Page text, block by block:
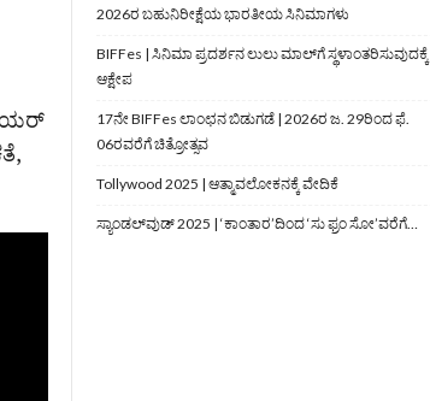
2026ರ ಬಹುನಿರೀಕ್ಷೆಯ ಭಾರತೀಯ ಸಿನಿಮಾಗಳು
BIFFes | ಸಿನಿಮಾ ಪ್ರದರ್ಶನ ಲುಲು ಮಾಲ್‌ಗೆ ಸ್ಥಳಾಂತರಿಸುವುದಕ್ಕೆ
ಆಕ್ಷೇಪ
17ನೇ BIFFes ಲಾಂಛನ ಬಿಡುಗಡೆ | 2026ರ ಜ. 29ರಿಂದ ಫೆ.
06ರವರೆಗೆ ಚಿತ್ರೋತ್ಸವ
Tollywood 2025 | ಆತ್ಮಾವಲೋಕನಕ್ಕೆ ವೇದಿಕೆ
ಸ್ಯಾಂಡಲ್‌ವುಡ್‌ 2025 | ‘ಕಾಂತಾರ’ದಿಂದ ‘ಸು ಫ್ರಂ ಸೋ’ವರೆಗೆ…